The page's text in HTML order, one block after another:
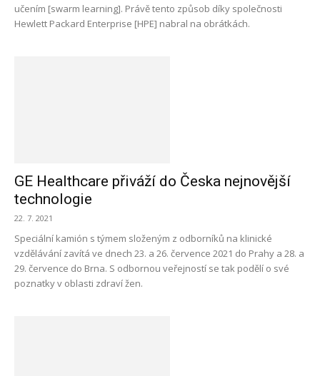
učením [swarm learning]. Právě tento způsob díky společnosti
Hewlett Packard Enterprise [HPE] nabral na obrátkách.
GE Healthcare přiváží do Česka nejnovější
technologie
22. 7. 2021
Speciální kamión s týmem složeným z odborníků na klinické
vzdělávání zavítá ve dnech 23. a 26. července 2021 do Prahy a 28. a
29. července do Brna. S odbornou veřejností se tak podělí o své
poznatky v oblasti zdraví žen.